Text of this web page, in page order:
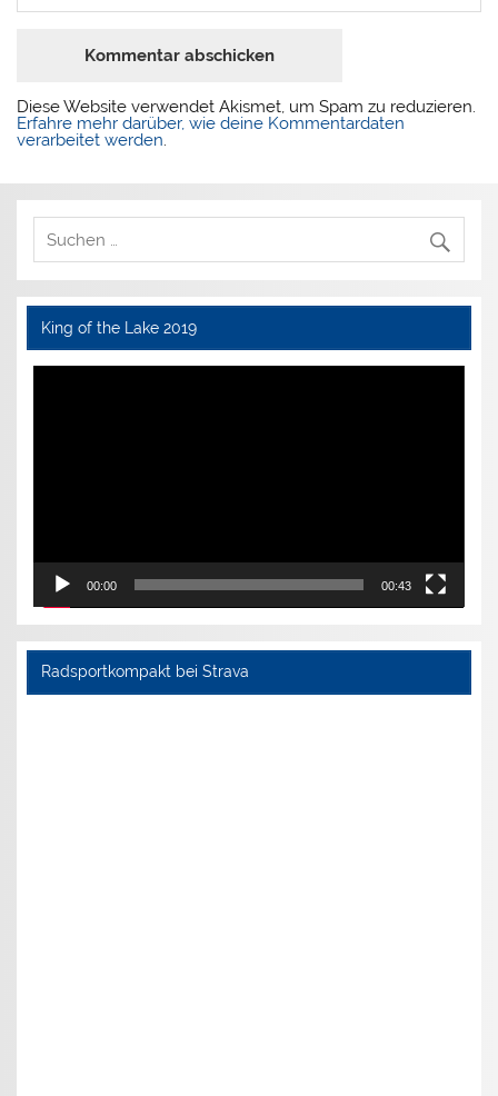
Diese Website verwendet Akismet, um Spam zu reduzieren.
Erfahre mehr darüber, wie deine Kommentardaten
verarbeitet werden.
King of the Lake 2019
Video-
00:00 00:43
Radsportkompakt bei Strava